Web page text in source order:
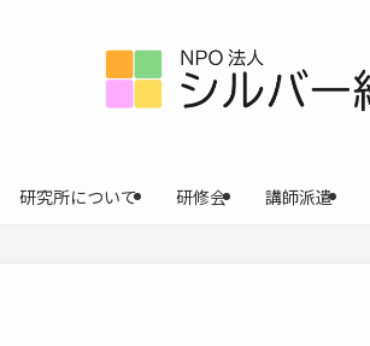
研究所について 研修会 講師派遣